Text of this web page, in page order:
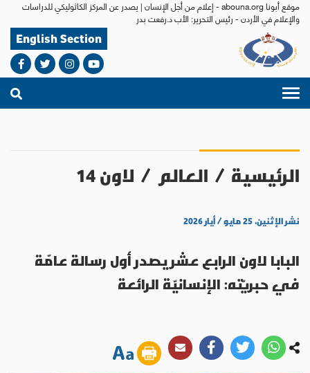
موقع أبونا abouna.org - إعلام من أجل الإنسان | يصدر عن المركز الكاثوليكي للدراسات
والإعلام في الأردن - رئيس التحرير: الأب د.رفعت بدر
English Section
الرئيسية / العالم / لاون 14
نشر الإثنين، ٢٥ مايو / أيار ٢٠٢٦
البابا لاون الرابع عشر يصدر أول رسالة عامّة
في حبريّته: الإنسانيّة الرائعة